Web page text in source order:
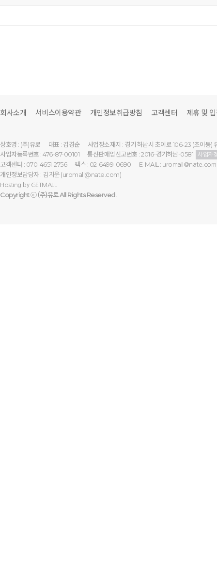
회사소개 서비스이용약관 개인정보취급방침 고객센터 제휴 및
상호명 : (주)유로 대표 : 김경순
사업장소재지 : 경기 하남시 초이로 106-23 (초이동)
사업자등록번호 : 476-87-00101
통신판매업신고번호 : 2016-경기하남-0581 사업자
고객센터 : 070-4651-2756 팩스 : 02-6499-0690 E-MAIL : uromall@nate.com
개인정보담당자 : 김지운(uromall@nate.com)
Hosting by GETMALL
Copyright ⓒ(주)유로All Rights Reserved.